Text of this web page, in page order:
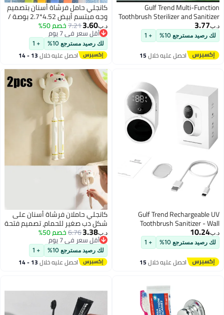
Gulf Trend Multi-Function
Toothbrush Sterilizer and Sanitizer
– UV Sterilization, Charging, and
Storage for Home Use
د.ب‏3.77
لك رصيد مسترجع 10% + 1
احصل عليه خلال15
كانجلي حامل فرشاة أسنان بتصميم
وجه مبتسم أبيض 4.52*2.7 بوصة /
11.5*6.8 سم
د.ب‏3.60
7.21خصم 50%
أقل سعر في 7 يوم
أقل سعر في 7 يوم
لك رصيد مسترجع 10% + 1
احصل عليه خلال 13 - 14
Gulf Trend Rechargeable UV
Toothbrush Sanitizer - Wall
Mounted Holder, Cordless Portable
Toothbrush Sanitizer with
Intelligent Sensor and Screen
Display for Home, Office, and
Business Trip
د.ب‏10.24
لك رصيد مسترجع 10% + 1
احصل عليه خلال15
كانجلي حاملان فرشاة أسنان على
شكل دب صغير للحمام، تصميم فتحة
واحدة مبتكر. حامل فرشاة أسنان
قابل للتثبيت على الحائط، منظم
لتخزين فرشاة واحدة للعائلة والسفر.
د.ب‏3.38
6.76خصم 50%
أقل سعر في 7 يوم
أقل سعر في 7 يوم
لك رصيد مسترجع 10% + 1
احصل عليه خلال 13 - 14